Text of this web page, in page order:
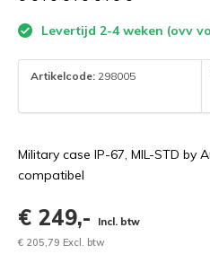
Levertijd 2-4 weken (ovv
Artikelcode: 298005
Military case IP-67, MIL-STD by
compatibel
€ 249,-
Incl. btw
€ 205,79 Excl. btw